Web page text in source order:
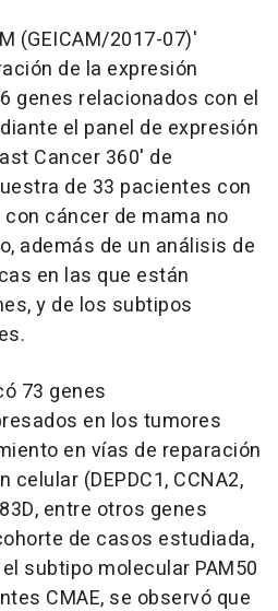
(GEICAM/2017-07)'
de la expresión
genes relacionados con el
el panel de expresión
Cancer 360' de
de 33 pacientes con
cáncer de mama no
además de un análisis de
en las que están
y de los subtipos
73 genes
en los tumores
en vías de reparación
(DEPDC1, CCNA2,
entre otros genes
de casos estudiada,
subtipo molecular PAM50
CMAE, se observó que